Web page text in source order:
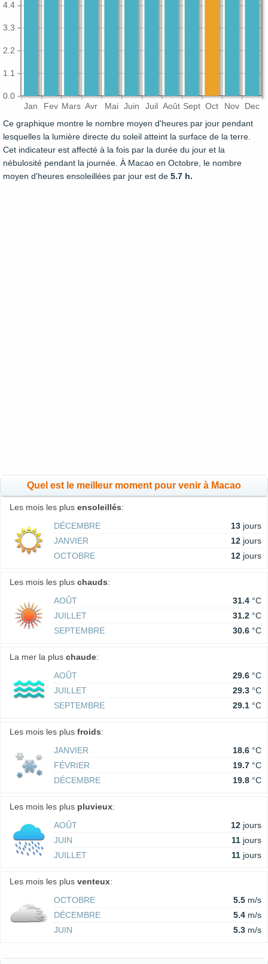
Jan Fev Mars Avr Mai Juin Juil Août Sept Oct Nov Dec
0.0
1.1
2.2
3.3
4.4
Ce graphique montre le nombre moyen d'heures par jour pendant
lesquelles la lumière directe du soleil atteint la surface de la terre.
Cet indicateur est affecté à la fois par la durée du jour et la
nébulosité pendant la journée. À Macao en Octobre, le nombre
moyen d'heures ensoleillées par jour est de 5.7 h.
Quel est le meilleur moment pour venir à Macao
Les mois les plus ensoleillés:
DÉCEMBRE
13 jours
JANVIER
12 jours
OCTOBRE
12 jours
Les mois les plus chauds:
AOÛT
31.4 °C
JUILLET
31.2 °C
SEPTEMBRE
30.6 °C
La mer la plus chaude:
AOÛT
29.6 °C
JUILLET
29.3 °C
SEPTEMBRE
29.1 °C
Les mois les plus froids:
JANVIER
18.6 °C
FÉVRIER
19.7 °C
DÉCEMBRE
19.8 °C
Les mois les plus pluvieux:
AOÛT
12 jours
JUIN
11 jours
JUILLET
11 jours
Les mois les plus venteux:
OCTOBRE
5.5 m/s
DÉCEMBRE
5.4 m/s
JUIN
5.3 m/s